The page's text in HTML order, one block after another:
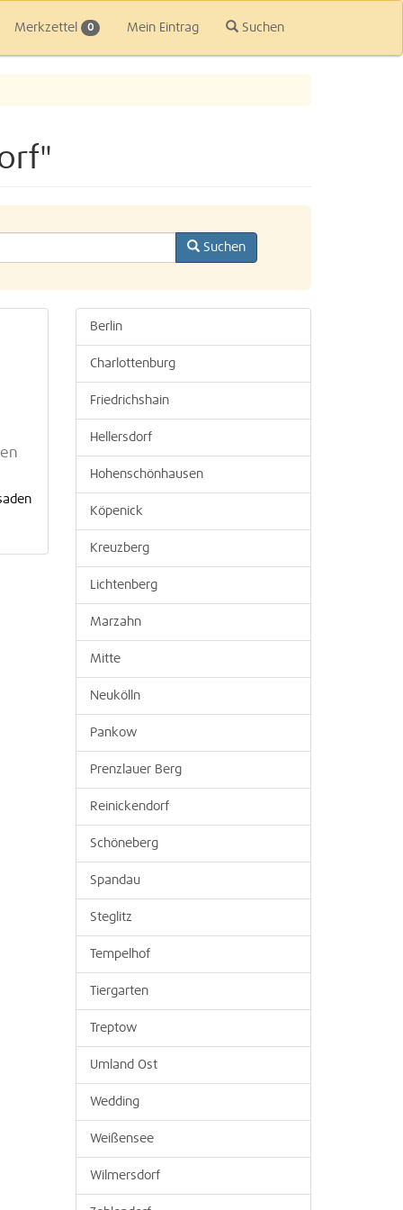
Merkzettel 0 Mein Eintrag Suchen
Suchen
Berlin
Charlottenburg
Friedrichshain
Hellersdorf
Hohenschönhausen
Köpenick
Kreuzberg
Lichtenberg
Marzahn
Mitte
Neukölln
Pankow
Prenzlauer Berg
Reinickendorf
Schöneberg
Spandau
Steglitz
Tempelhof
Tiergarten
Treptow
Umland Ost
Wedding
Weißensee
Wilmersdorf